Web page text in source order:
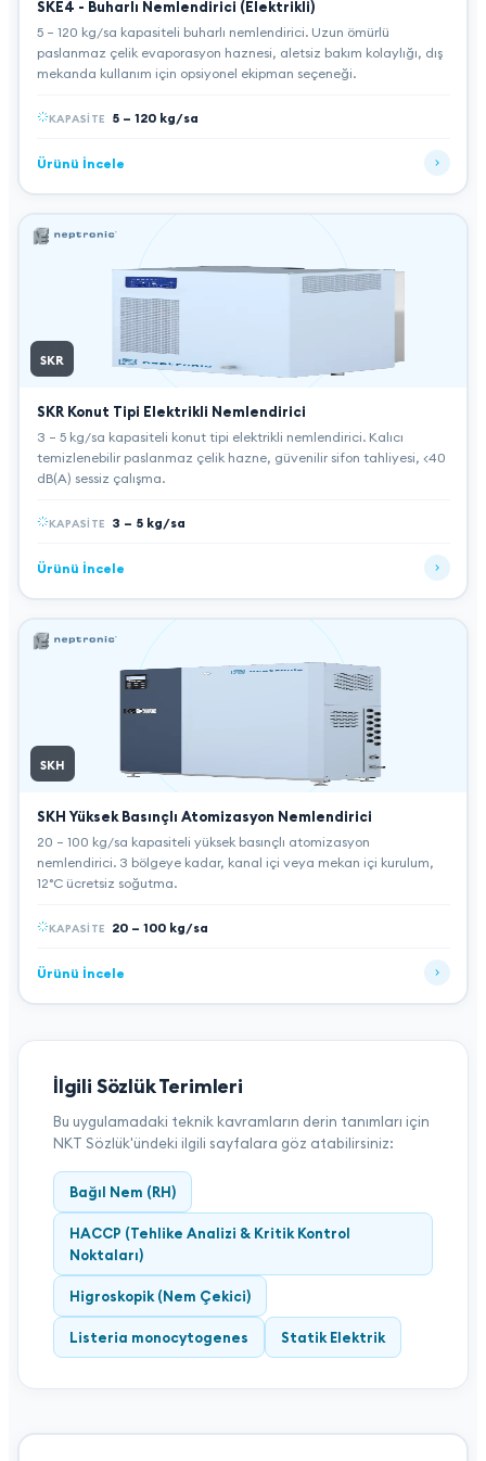
SKE4 - Buharlı Nemlendirici (Elektrikli)
5 – 120 kg/sa kapasiteli buharlı nemlendirici. Uzun ömürlü
paslanmaz çelik evaporasyon haznesi, aletsiz bakım kolaylığı, dış
mekanda kullanım için opsiyonel ekipman seçeneği.
KAPASITE 5 – 120 kg/sa
Ürünü İncele
SKR
SKR Konut Tipi Elektrikli Nemlendirici
3 – 5 kg/sa kapasiteli konut tipi elektrikli nemlendirici. Kalıcı
temizlenebilir paslanmaz çelik hazne, güvenilir sifon tahliyesi, <40
dB(A) sessiz çalışma.
KAPASITE 3 – 5 kg/sa
Ürünü İncele
SKH
SKH Yüksek Basınçlı Atomizasyon Nemlendirici
20 – 100 kg/sa kapasiteli yüksek basınçlı atomizasyon
nemlendirici. 3 bölgeye kadar, kanal içi veya mekan içi kurulum,
12°C ücretsiz soğutma.
KAPASITE 20 – 100 kg/sa
Ürünü İncele
İlgili Sözlük Terimleri
Bu uygulamadaki teknik kavramların derin tanımları için
NKT Sözlük'ündeki ilgili sayfalara göz atabilirsiniz:
Bağıl Nem (RH)
HACCP (Tehlike Analizi & Kritik Kontrol
Noktaları)
Higroskopik (Nem Çekici)
Listeria monocytogenes Statik Elektrik